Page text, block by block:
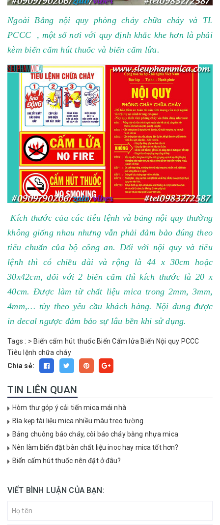
Ngoài Bảng nội quy phòng cháy chữa cháy và TL
PCCC , một số nơi với quy định khắc khe hơn là phải
kèm biển cấm hút thuốc và biển cấm lửa.
Kích thước của các tiêu lệnh và bảng nội quy thường
không giống nhau nhưng vẫn phải đảm bảo đúng theo
tiêu chuẩn của bộ công an. Đối với nội quy và tiêu
lệnh thì có chiều dài và rộng là 44 x 30cm hoặc
30x42cm, đối với 2 biển cấm thì kích thước là 20 x
40cm. Được làm từ chất liệu mica trong 2mm, 3mm,
4mm,… tùy theo yêu cầu khách hàng. Nội dung được
in decal ngược đảm bảo sự lâu bền khi sử dụng.
Tags : > Biển cấm hút thuốc Biển Cấm lửa Biển Nội quy PCCC
Tiêu lệnh chữa cháy
Chia sẻ:
TIN LIÊN QUAN
Hòm thư góp ý cải tiến mica mái nhà
Bìa kẹp tài liệu mica nhiều màu treo tường
Bảng chuông báo cháy, còi báo cháy bằng nhựa mica
Nên làm biển đặt bàn chất liệu inoc hay mica tốt hơn?
Biển cấm hút thuốc nên đặt ở đâu?
VIẾT BÌNH LUẬN CỦA BẠN: